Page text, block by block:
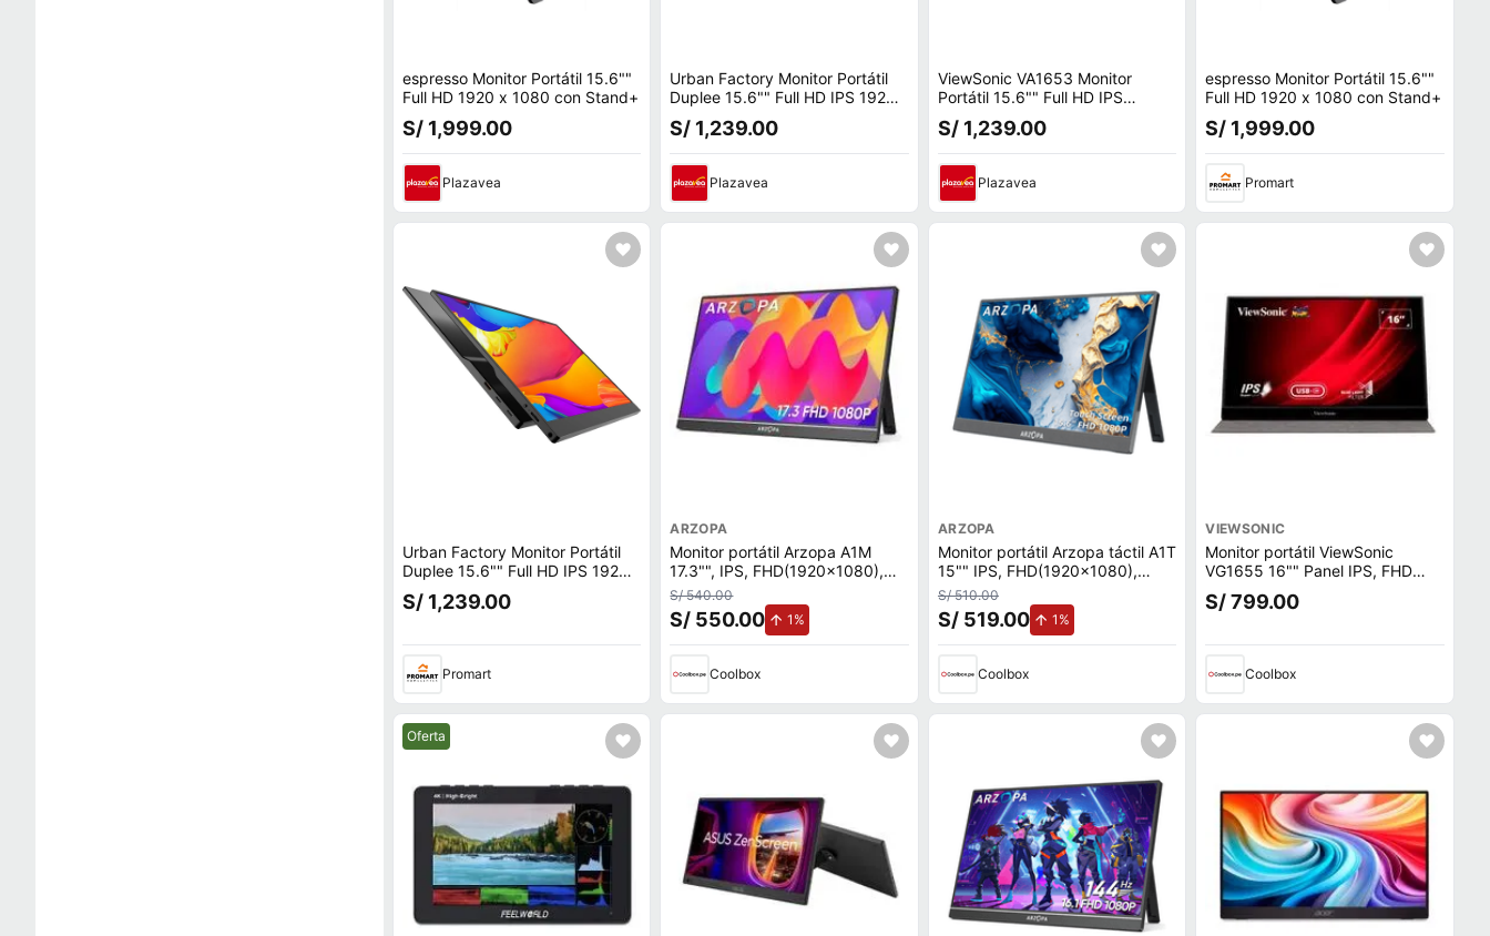
espresso Monitor Portátil 15.6""
Full HD 1920 x 1080 con Stand+
S/ 1,999.00
Plazavea
Urban Factory Monitor Portátil
Duplee 15.6"" Full HD IPS 1920
x 1080 60 Hz
S/ 1,239.00
Plazavea
ViewSonic VA1653 Monitor
Portátil 15.6"" Full HD IPS
1920x1080 60Hz
S/ 1,239.00
Plazavea
espresso Monitor Portátil 15.6""
Full HD 1920 x 1080 con Stand+
S/ 1,999.00
Promart
Urban Factory Monitor Portátil
Duplee 15.6"" Full HD IPS 1920
x 1080 60 Hz
S/ 1,239.00
Promart
ARZOPA
Monitor portátil Arzopa A1M
17.3"", IPS, FHD(1920x1080),
16:9, 60 Hz, 5 ms
S/ 540.00
S/ 550.00 1%
Coolbox
ARZOPA
Monitor portátil Arzopa táctil A1T
15"" IPS, FHD(1920x1080),
16:9, 60 Hz, 5 ms
S/ 510.00
S/ 519.00 1%de aumento.
Coolbox
VIEWSONIC
Monitor portátil ViewSonic
VG1655 16"" Panel IPS, FHD
(1920x1080), USB-C, Mini-
HDMI, 6.5 ms, gris
S/ 799.00
Coolbox
Mejor precio.
Oferta